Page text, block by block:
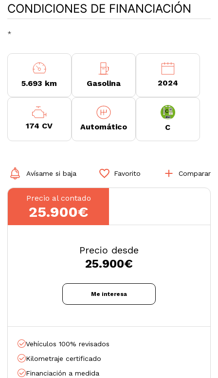
CONDICIONES DE FINANCIACIÓN
*
5.693 km Gasolina 2024
174 CV Automático C
Avísame si baja Favorito Comparar
Precio al contado
25.900€
Precio desde
25.900€
Me interesa
Vehículos 100% revisados
Kilometraje certificado
Financiación a medida